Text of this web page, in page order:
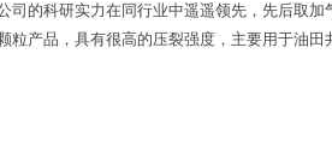
的科研实力在同行业中遥遥领先，先后取加
产品，具有很高的压裂强度，主要用于油田